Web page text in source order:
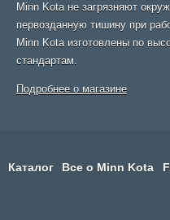
Minn Kota не загрязняют
первозданную тишину при
Minn Kota изготовлены по
стандартам.
Подробнее о магазине
Каталог Все о Minn Kota